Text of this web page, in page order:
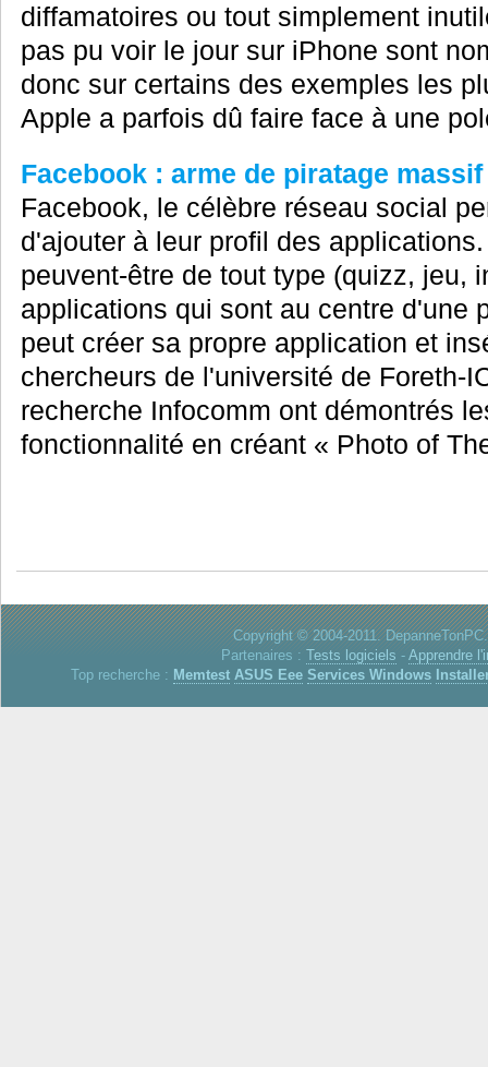
diffamatoires ou tout simplement
pas pu voir le jour sur iPhone sont
donc sur certains des exemples les
Apple a parfois dû faire face à une
Facebook : arme de piratage massif
Facebook, le célèbre réseau social
d'ajouter à leur profil des
peuvent-être de tout type (quizz, jeu,
applications qui sont au centre d'une
peut créer sa propre application et
chercheurs de l'université de Foreth-
recherche Infocomm ont démontrés
fonctionnalité en créant « Photo of
Copyright © 2004-2011.
Partenaires : Tests logiciels - Apprendre
Top recherche : Memtest ASUS Eee Services Windows